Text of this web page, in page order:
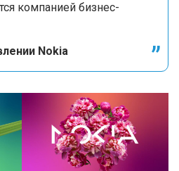
компанией бизнес-
Nokia